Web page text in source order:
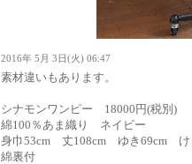
2016年 5月 3日(火) 06:47
素材違いもあります。
シナモンワンピー 18000円(税別)
綿100％あま織り ネイビー
身巾53cm 丈108cm ゆき69cm け
綿裏付